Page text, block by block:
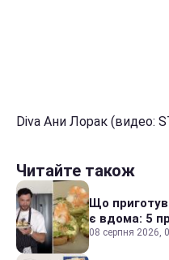
Diva Ани Лорак (видео:
Читайте також
Що
є вдома: 5
08 серпня 2026,